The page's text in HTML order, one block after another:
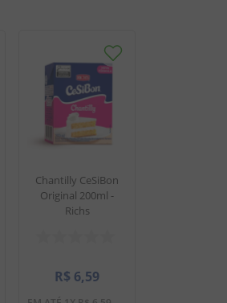
Chantilly CeSiBon
Original 200ml -
Richs
R$ 6,59